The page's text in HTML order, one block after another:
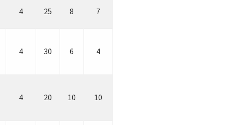
4 25 8 7
4 30 6 4
4 20 10 10